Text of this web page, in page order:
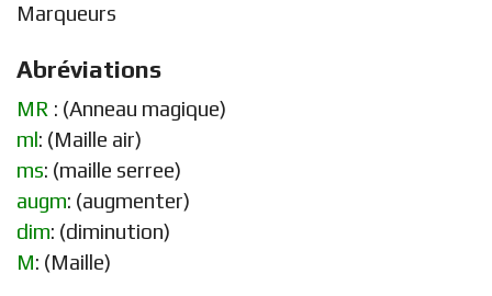
Marqueurs
Abréviations
MR : (Anneau magique)
ml: (Maille air)
ms: (maille serree)
augm: (augmenter)
dim: (diminution)
M: (Maille)